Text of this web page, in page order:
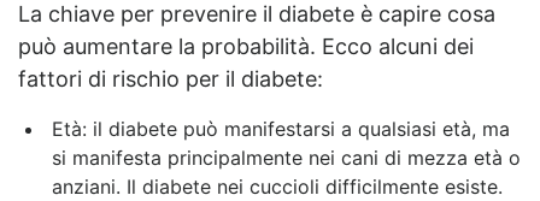
La chiave per prevenire il diabete è capire cosa
può aumentare la probabilità. Ecco alcuni dei
fattori di rischio per il diabete:
Età: il diabete può manifestarsi a qualsiasi età, ma
si manifesta principalmente nei cani di mezza età o
anziani. Il diabete nei cuccioli difficilmente esiste.